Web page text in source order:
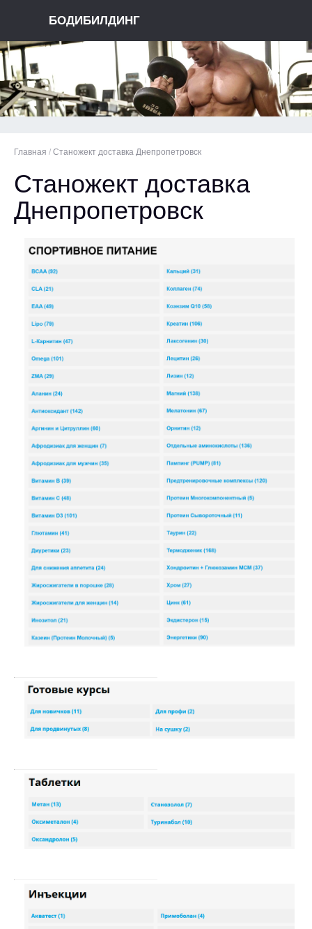
БОДИБИЛДИНГ
Главная / Станожект доставка Днепропетровск
Станожект доставка
Днепропетровск